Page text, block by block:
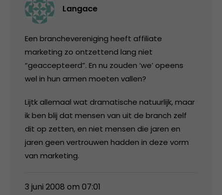
Langace
Een branchevereniging heeft affiliate
marketing zo ontzettend lang niet
“geaccepteerd”. En nu zouden ‘we’ opeens
wel in hun armen moeten vallen?
Lijtk allemaal wat dramatische natuurlijk, maar
ik ben blij dat mensen van uit de branch zelf
dit op zetten, en niet mensen die jaren en
jaren geen vertrouwen hadden in deze vorm
van marketing.
3 juni 2008 om 07:01